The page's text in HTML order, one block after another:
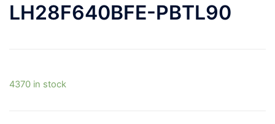
LH28F640BFE-PBTL90
4370 in stock